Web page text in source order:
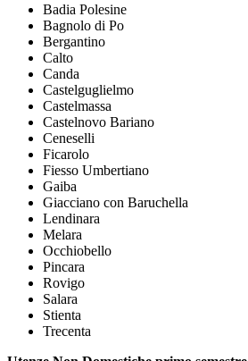
Badia Polesine
Bagnolo di Po
Bergantino
Calto
Canda
Castelguglielmo
Castelmassa
Castelnovo Bariano
Ceneselli
Ficarolo
Fiesso Umbertiano
Gaiba
Giacciano con Baruchella
Lendinara
Melara
Occhiobello
Pincara
Rovigo
Salara
Stienta
Trecenta